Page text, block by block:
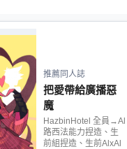
推薦同人誌
把愛帶給廣播惡
魔
HazbinHotel 全員→Al
路西法能力捏造、生
前組捏造、生前AlxAl